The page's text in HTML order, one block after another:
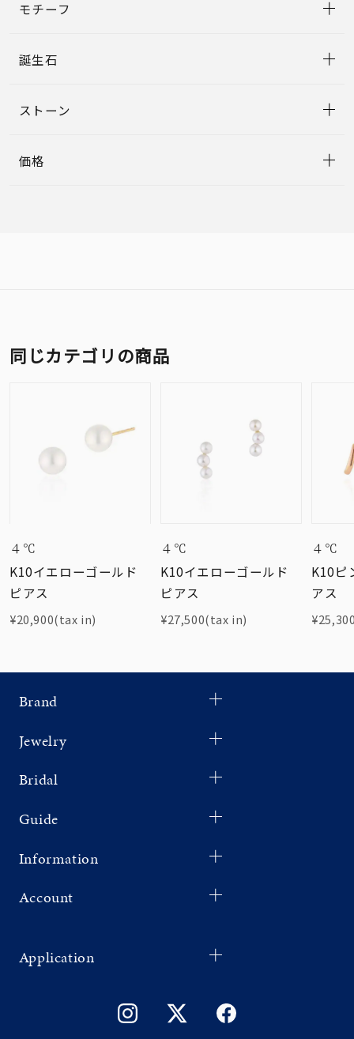
モチーフ
誕生石
ストーン
価格
同じカテゴリの商品
４℃
K10イエローゴールド
ピアス
¥20,900(tax in)
４℃
K10イエローゴールド
ピアス
¥27,500(tax in)
４℃
K10ピ
アス
Brand
Jewelry
Bridal
Guide
Information
Account
Application